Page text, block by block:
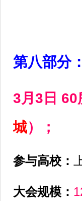
第八部分
3月3日 60
城）；
参与高校：
大会规模：